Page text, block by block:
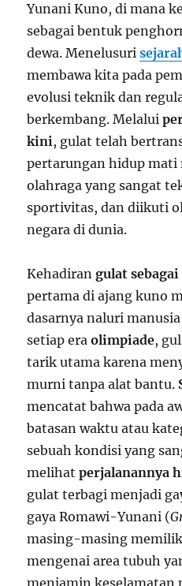
Yunani Kuno, di mana
sebagai bentuk
dewa. Menelusuri
membawa kita pada
evolusi teknik dan
berkembang. Melalui
kini, gulat telah
pertarungan hidup
olahraga yang sangat
sportivitas, dan diikuti
negara di dunia.
Kehadirangulat
pertama di ajang kuno
dasarnya naluri
setiap eraolimpiade,
tarik utama karena
murni tanpa alat bantu.
mencatat bahwa pada
batasan waktu atau
sebuah kondisi yang
melihatperjalanannya
gulat terbagi menjadi
gaya Romawi-Yunani (
masing-masing
mengenai area tubuh